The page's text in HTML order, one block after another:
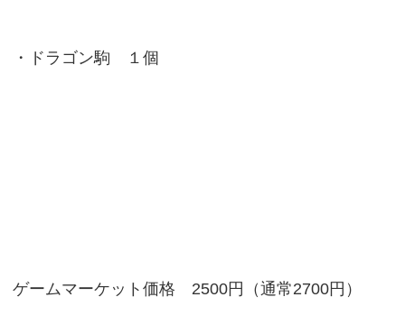
・ドラゴン駒 １個
ゲームマーケット価格 2500円（通常2700円）